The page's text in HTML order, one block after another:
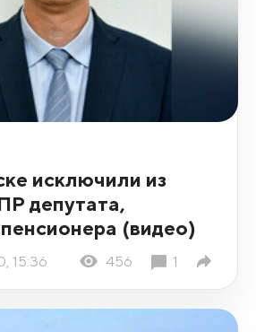
исключили из
депутата,
(видео)
15:36 456 1